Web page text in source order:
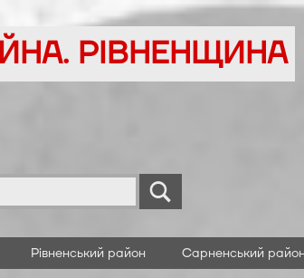
РІВНЕНЩИНА
Рівненський район Сарненський район